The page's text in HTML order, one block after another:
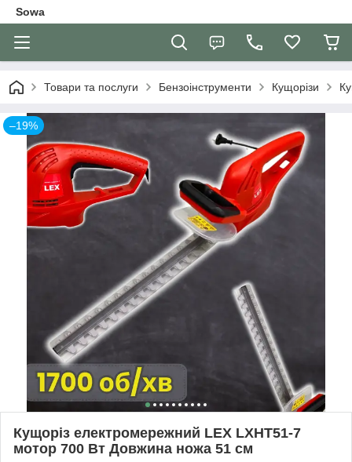
Sowa
Товари та послуги Бензоінструменти Кущорізи
–19%
Кущоріз електромережний LEX LXHT51-7
мотор 700 Вт Довжина ножа 51 см